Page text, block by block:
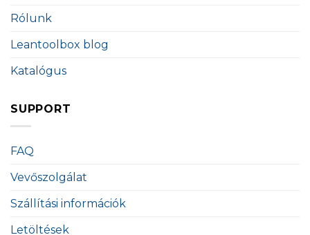
Rólunk
Leantoolbox blog
Katalógus
SUPPORT
FAQ
Vevőszolgálat
Szállítási információk
Letöltések